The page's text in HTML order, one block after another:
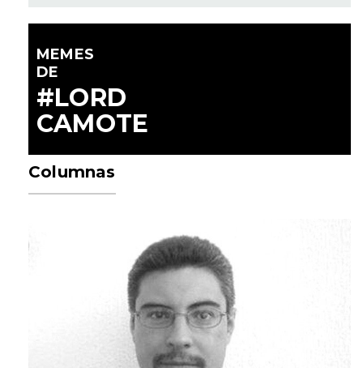
MEMES
DE
#LORD
CAMOTE
Columnas